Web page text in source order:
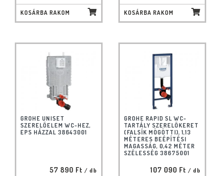
KOSÁRBA RAKOM KOSÁRBA RAKOM
GROHE UNISET
SZERELŐELEM WC-HEZ,
EPS HÁZZAL 38643001
57 890 Ft / db
GROHE RAPID SL WC-
TARTÁLY SZERELŐKERET
(FALSÍK MÖGÖTTI), 1,13
MÉTERES BEÉPÍTÉSI
MAGASSÁG, 0,42 MÉTER
SZÉLESSÉG 38675001
107 090 Ft / db